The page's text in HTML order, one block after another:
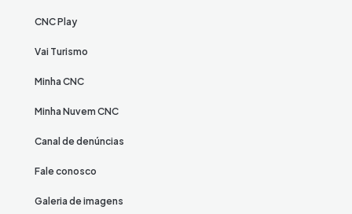
CNC Play
Vai Turismo
Minha CNC
Minha Nuvem CNC
Canal de denúncias
Fale conosco
Galeria de imagens